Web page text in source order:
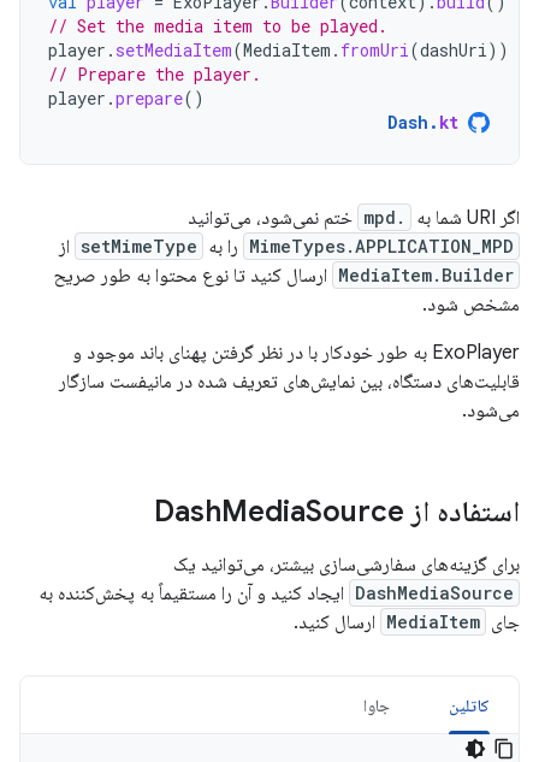
// Set the media item to be played.
player . setMediaItem(MediaItem . fromUri(dashUri))
// Prepare the player.
player .prepare()
Dash . kt
اگر URI شما به .mpd ختم نمی‌شود، می‌توانید
MimeTypes.APPLICATION_MPD را به setMimeType از
MediaItem.Builder ارسال کنید تا نوع محتوا به طور صریح
مشخص شود.
ExoPlayer به طور خودکار با در نظر گرفتن پهنای باند موجود و
قابلیت‌های دستگاه، بین نمایش‌های تعریف شده در مانیفست سازگار
می‌شود.
استفاده از Dash MediaSource
برای گزینه‌های سفارشی‌سازی بیشتر، می‌توانید یک
DashMediaSource ایجاد کنید و آن را مستقیماً به پخش‌کننده به
جای MediaItem ارسال کنید.
کاتلین جاوا